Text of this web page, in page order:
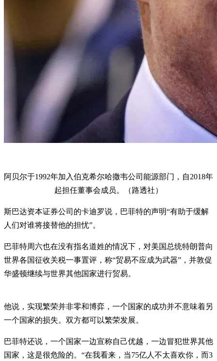
阿贝尔于1992年加入伯克希尔哈撒韦公司能源部门，自2018年
起担任董事会成员。（路透社）
斯巴达资本证券公司的卡迪罗说，巴菲特的声明“有助于缓解
人们对谁将接替他的担忧”。
巴菲特周六也在没有指名道姓的情况下，对美国总统特朗普向
世界各国征收关税一事置评，称“贸易不应成为武器”，并敦促
华盛顿继续与世界其他国家进行贸易。
他说，实现繁荣并非零和博弈，一个国家的成功并不意味着另
一个国家的损失。双方都可以繁荣发展。
巴菲特还说，一个国家一边宣称自己优越，一边冒犯世界其他
国家，这是很危险的。“在我看来，当75亿人不太喜欢你，而3